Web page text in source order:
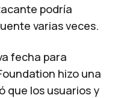
podría
varias veces.
fecha para
hizo una
que los usuarios y